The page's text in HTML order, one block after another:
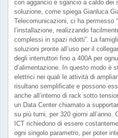
con aggancio e sgancio a caldo dei
soluzione, come spiega Gianluca
Telecomunicazioni, ci ha permesso
l’installazione, realizzando
complessi in spazi ridotti”. La
soluzioni pronte all’uso per il
degli interruttori fino a 400A per
d’alimentazione. In questo modo è
elettrici nei quali le attività di
risultano semplificate e possono
anche all’interno di rack sotto
un Data Center chiamato a
su più turni, per 320 giorni all’anno.
ICT richiedono di essere
ogni singolo parametro, per poter